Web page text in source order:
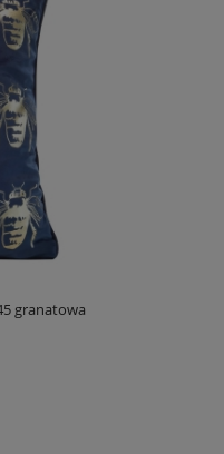
granatowa